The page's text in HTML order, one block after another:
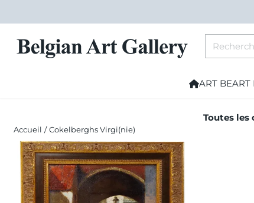
ART BEART
Toutes
Accueil / Cokelberghs Virgi(nie)